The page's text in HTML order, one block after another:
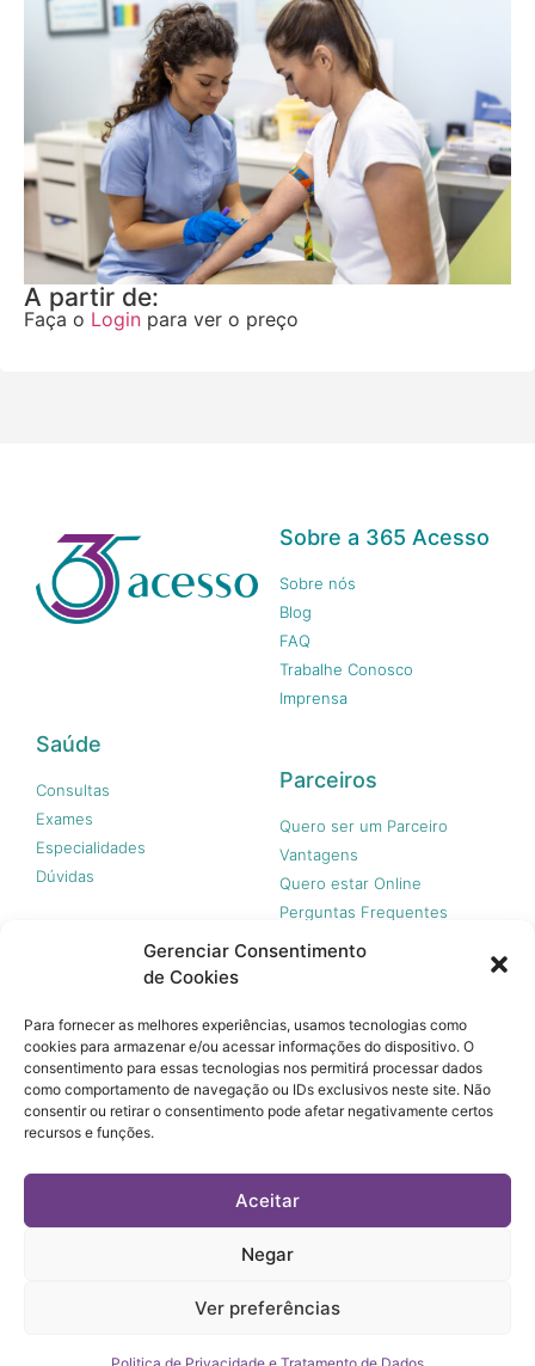
Gerenciar Consentimento
de Cookies
Para fornecer as melhores experiências, usamos tecnologias como
cookies para armazenar e/ou acessar informações do dispositivo. O
consentimento para essas tecnologias nos permitirá processar dados
como comportamento de navegação ou IDs exclusivos neste site. Não
consentir ou retirar o consentimento pode afetar negativamente certos
recursos e funções.
Aceitar
Negar
Ver preferências
A partir de:
Faça o Login para ver o preço
Sobre a 365 Acesso
Sobre nós
Blog
FAQ
Trabalhe Conosco
Imprensa
Saúde
Consultas
Exames
Especialidades
Dúvidas
Parceiros
Quero ser um Parceiro
Vantagens
Quero estar Online
Perguntas Frequentes
cobertura financeira de riscos e de custos assistenciais à
saúde. Você paga apenas quando usar, sem taxa de adesão,
mensalidades ou anuidades.